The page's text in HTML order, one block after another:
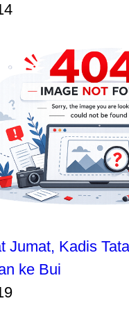
Jumat, Kadis
ke Bui